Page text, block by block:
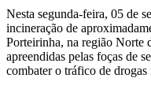
Nesta segunda-feira, 05 de
incineração de
Porteirinha, na região Norte
apreendidas pelas foças de
combater o tráfico de drogas